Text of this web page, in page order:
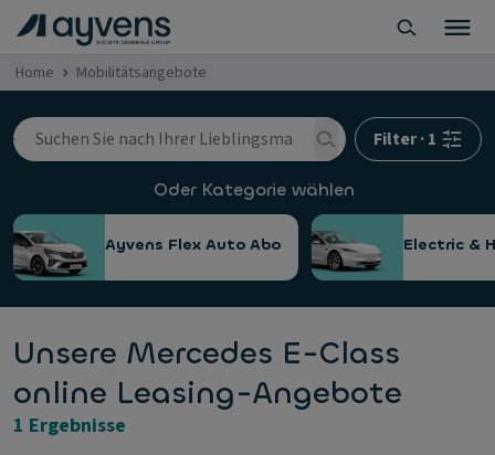
Home Mobilitätsangebote
Filter·1
Oder Kategorie wählen
Ayvens Flex Auto Abo Electric &
Unsere Mercedes E-Class
online Leasing-Angebote
1 Ergebnisse